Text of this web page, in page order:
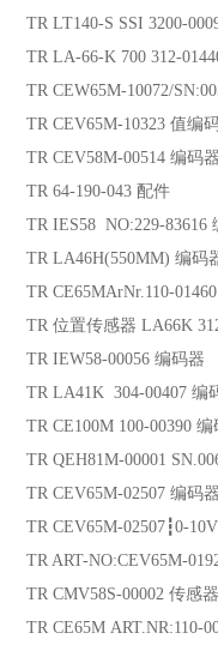
TR LT140-S SSI 3200-
TR LA-66-K 700 312-
TR CEW65M-10072/
TR CEV65M-10323 值编
TR CEV58M-00514 编码
TR 64-190-043 配件
TR IES58 NO:229-83616
TR LA46H(550MM) 编码
TR CE65MArNr.110-
TR 位置传感器 LA66K
TR IEW58-00056 编码器
TR LA41K 304-00407 编
TR CE100M 100-00390
TR QEH81M-00001
TR CEV65M-02507 编码
TR CEV65M-02507┇0-
TR ART-NO:CEV65M-
TR CMV58S-00002 传感器
TR CE65M ART.NR:110-